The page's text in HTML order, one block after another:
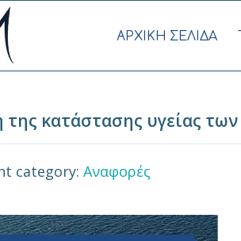
AΡΧΙΚΗ ΣΕΛΙΔΑ
της κατάστασης υγείας
category: Αναφορές